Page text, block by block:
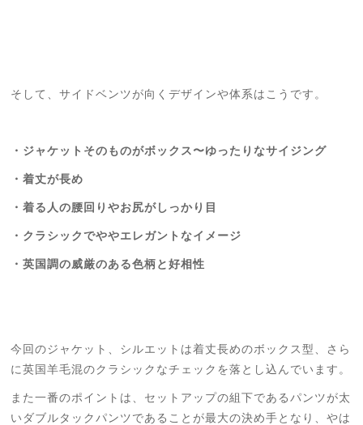
そして、サイドベンツが向くデザインや体系はこうです。
・ジャケットそのものがボックス〜ゆったりなサイジング
・着丈が長め
・着る人の腰回りやお尻がしっかり目
・クラシックでややエレガントなイメージ
・英国調の威厳のある色柄と好相性
今回のジャケット、シルエットは着丈長めのボックス型、さら
に英国羊毛混のクラシックなチェックを落とし込んでいます。
また一番のポイントは、セットアップの組下であるパンツが太
いダブルタックパンツであることが最大の決め手となり、やは